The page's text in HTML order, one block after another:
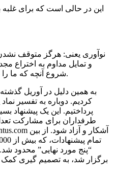
این در حالی است که برای
نوآوری یعنی: هرگز متوقف
و تمایل مداوم به اختراع
شروع آنچه که ما را نمایان می کند یعنی نماد یوونتوس.
به همین دلیل در آوریل
کردیم. دوباره به تفسیر
پرداختیم. این یک پیشنهاد
طرفداران برای مشارکت
“پنج مورد نهایی” محدود
برگزار شد، به تصمیم گیری